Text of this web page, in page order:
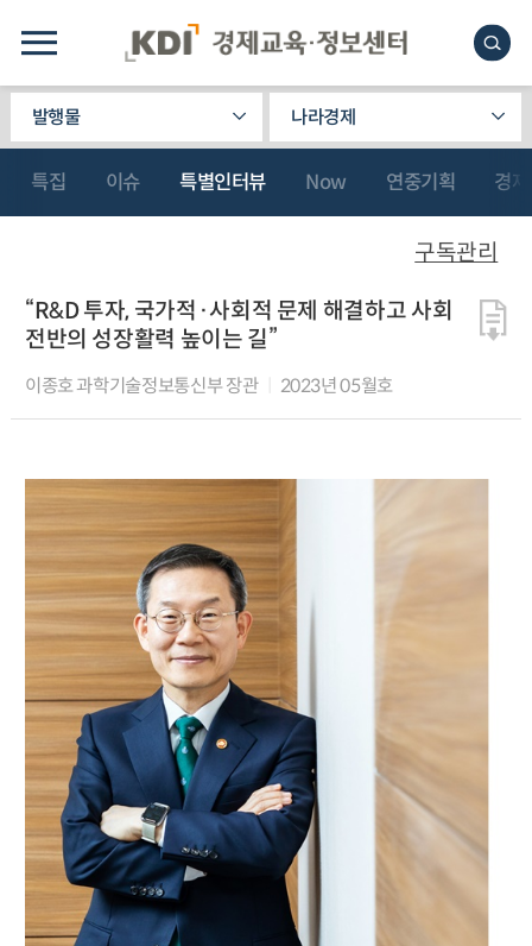
발행물 나라경제
특집 이슈 특별인터뷰 Now 연중기획 경
“R&D 투자, 국가적·사회적 문제 해결하고 사회
전반의 성장활력 높이는 길”
이종호 과학기술정보통신부 장관 2023년 05월호
구독관리